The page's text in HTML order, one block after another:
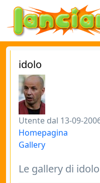
idolo
Utente dal 13-09-
Homepagina
Gallery
Le gallery di idolo